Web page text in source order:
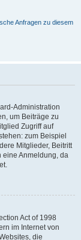
Anfragen zu diesem
Administration
um Beiträge zu
Zugriff auf
zum Beispiel
Mitglieder, Beitritt
eine Anmeldung, da
Act of 1998
im Internet von
die